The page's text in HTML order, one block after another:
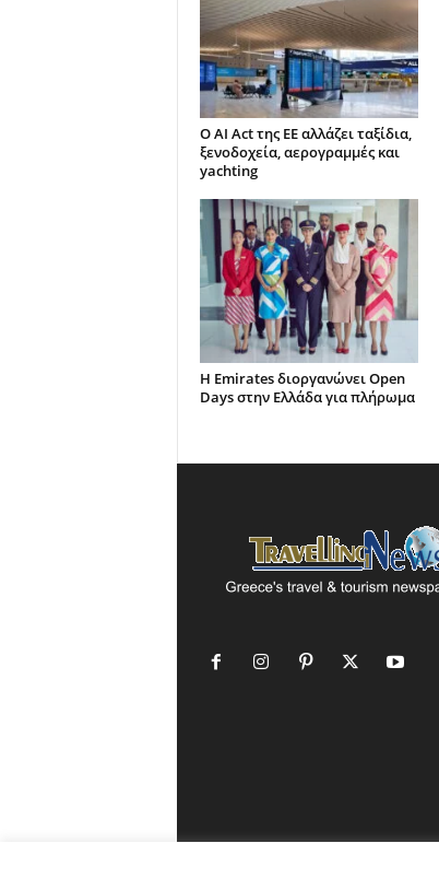
Ο AI Act της ΕΕ αλλάζει ταξίδια,
ξενοδοχεία, αερογραμμές και
yachting
Η Emirates διοργανώνει Open
Days στην Ελλάδα για πλήρωμα